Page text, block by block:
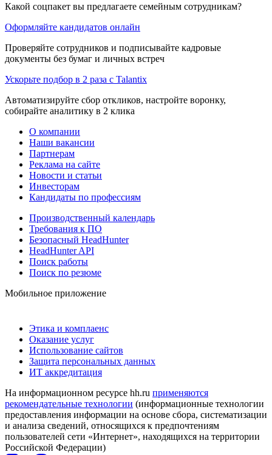
Какой соцпакет вы предлагаете семейным сотрудникам?
Оформляйте кандидатов онлайн
Проверяйте сотрудников и подписывайте кадровые
документы без бумаг и личных встреч
Ускорьте подбор в 2 раза с Talantix
Автоматизируйте сбор откликов, настройте воронку,
собирайте аналитику в 2 клика
О компании
Наши вакансии
Партнерам
Реклама на сайте
Новости и статьи
Инвесторам
Кандидаты по профессиям
Производственный календарь
Требования к ПО
Безопасный HeadHunter
HeadHunter API
Поиск работы
Поиск по резюме
Мобильное приложение
Этика и комплаенс
Оказание услуг
Использование сайтов
Защита персональных данных
ИТ аккредитация
На информационном ресурсе hh.ru применяются
рекомендательные технологии (информационные технологии
предоставления информации на основе сбора, систематизации
и анализа сведений, относящихся к предпочтениям
пользователей сети «Интернет», находящихся на территории
Российской Федерации)